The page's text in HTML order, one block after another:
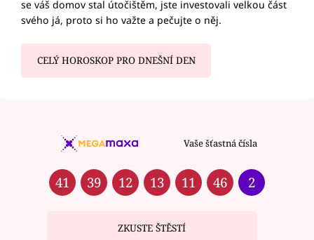
se váš domov stal útočištěm, jste investovali velkou část
svého já, proto si ho važte a pečujte o něj.
CELÝ HOROSKOP PRO DNEŠNÍ DEN
Vaše šťastná čísla
41 39 12 13 11 46 2
ZKUSTE ŠTĚSTÍ